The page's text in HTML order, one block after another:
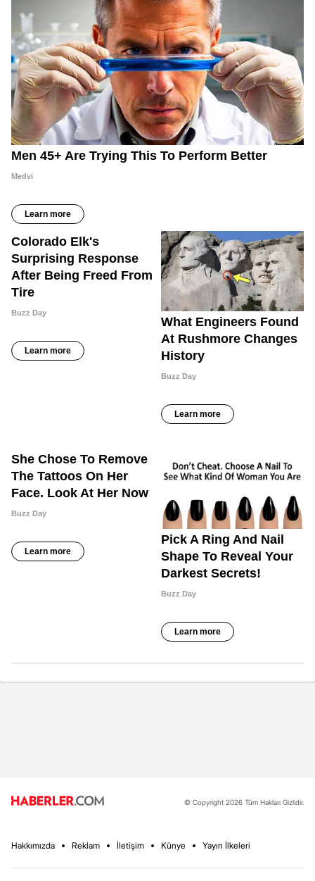
© Copyright 2026 Tüm Hakları Gizlidir.
Hakkımızda Reklam İletişim Künye Yayın İlkeleri